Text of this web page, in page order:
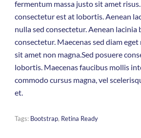
fermentum massa justo sit amet
consectetur est at lobortis. Aenean
nulla sed consectetur. Aenean lacinia
consectetur. Maecenas sed diam
sit amet non magna.Sed posuere
lobortis. Maecenas faucibus mollis
commodo cursus magna, vel
et.
Tags: Bootstrap, Retina Ready